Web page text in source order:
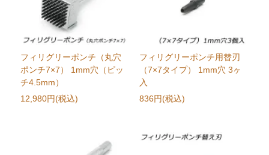
フィリグリーポンチ（丸穴
ポンチ7×7） 1mm穴（ピッ
チ4.5mm）
12,980円(税込)
フィリグリーポンチ用替刃
（7×7タイプ） 1mm穴 3ヶ
入
836円(税込)